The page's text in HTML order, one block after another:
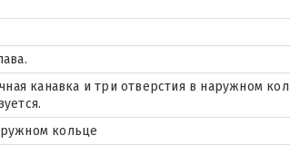
канавка и три отверстия в наружном
кольце